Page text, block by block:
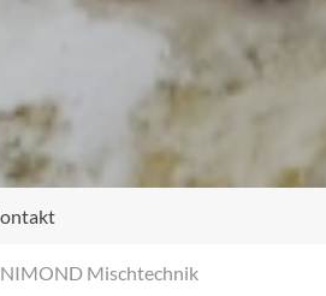
Mischtechnik